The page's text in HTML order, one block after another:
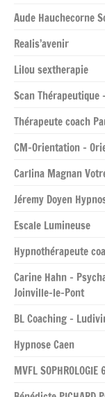
Aude Hauchecorne
Realis’avenir
Lilou sextherapie
Scan Thérapeutique
Thérapeute coach
CM-Orientation –
Carlina Magnan
Jéremy Doyen
Escale Lumineuse
Hypnothérapeute
Carine Hahn –
Joinville-le-Pont
BL Coaching –
Hypnose Caen
MVFL SOPHROLOGIE